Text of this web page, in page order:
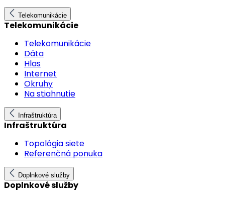
Telekomunikácie
Telekomunikácie
Telekomunikácie
Dáta
Hlas
Internet
Okruhy
Na stiahnutie
Infraštruktúra
Infraštruktúra
Topológia siete
Referenčná ponuka
Doplnkové služby
Doplnkové služby